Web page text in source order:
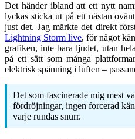
Det händer ibland att ett nytt
lyckas sticka ut på ett nästan
just det. Jag märkte det direkt
Lightning Storm live, för något
grafiken, inte bara ljudet, utan
på ett sätt som många
elektrisk spänning i luften –
Det som fascinerade mig mest
fördröjningar, ingen forcerad
varje rundas snurr.